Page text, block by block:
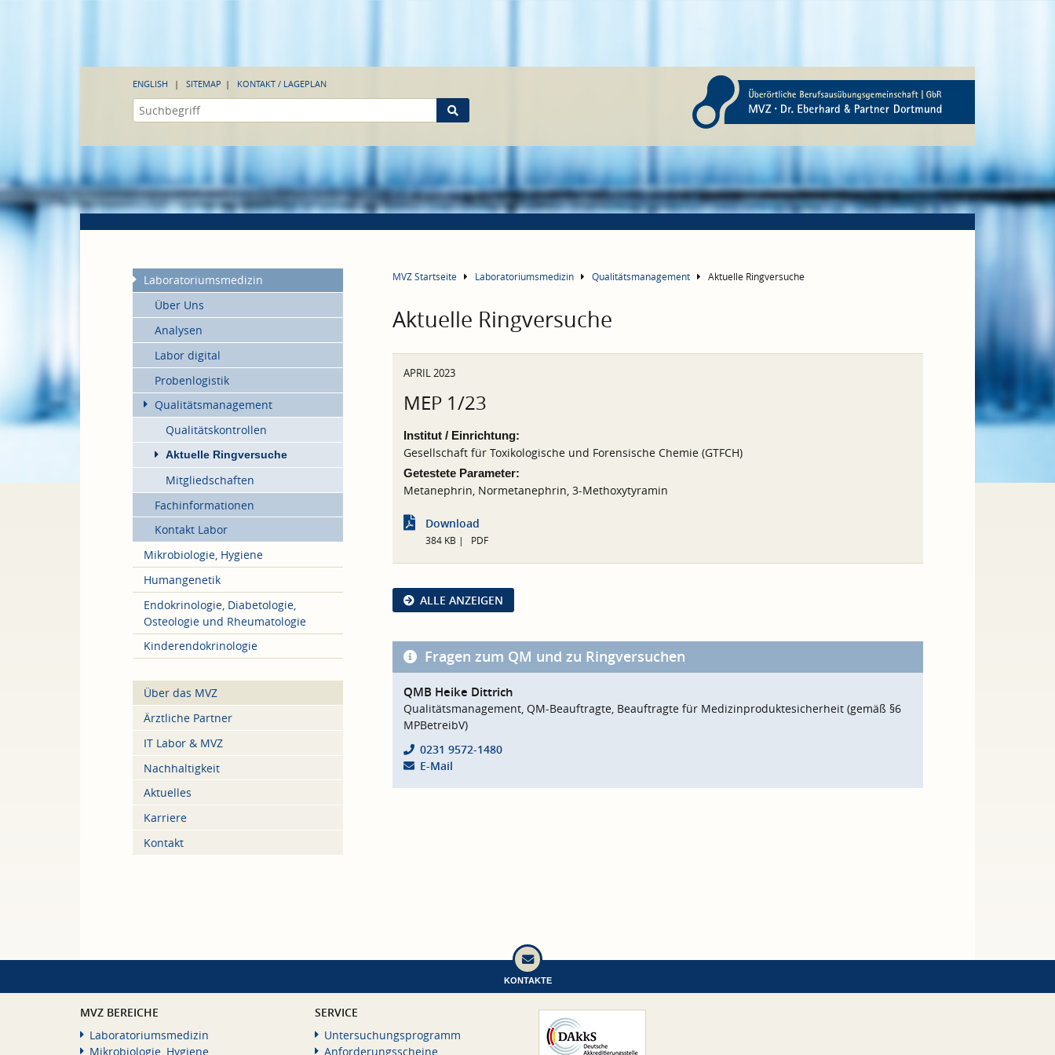
ENGLISH SITEMAP KONTAKT / LAGEPLAN
Laboratoriumsmedizin
Über Uns
Analysen
Labor digital
Probenlogistik
Qualitätsmanagement
Qualitätskontrollen
Aktuelle Ringversuche
Mitgliedschaften
Fachinformationen
Kontakt Labor
Mikrobiologie, Hygiene
Humangenetik
Endokrinologie, Diabetologie,
Osteologie und Rheumatologie
Kinderendokrinologie
Über das MVZ
Ärztliche Partner
IT Labor & MVZ
Nachhaltigkeit
Aktuelles
Karriere
Kontakt
MVZ Startseite Laboratoriumsmedizin Qualitätsmanagement Aktuelle Ringversuche
Aktuelle Ringversuche
APRIL 2023
MEP 1/23
Institut / Einrichtung:
Gesellschaft für Toxikologische und Forensische Chemie (GTFCH)
Getestete Parameter:
Metanephrin, Normetanephrin, 3-Methoxytyramin
Download
384 KB PDF
ALLE ANZEIGEN
Fragen zum QM und zu Ringversuchen
QMB Heike Dittrich
Qualitätsmanagement, QM-Beauftragte, Beauftragte für Medizinproduktesicherheit (gemäß §6
MPBetreibV)
0231 9572-1480
E-Mail
KONTAKTE
MVZ BEREICHE
Laboratoriumsmedizin
Mikrobiologie, Hygiene
SERVICE
Untersuchungsprogramm
Anforderungsscheine